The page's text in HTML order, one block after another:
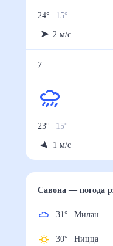
24° 15°
2 м/с
7
23° 15°
1 м/с
Савона—
31° Милан
30° Ницца